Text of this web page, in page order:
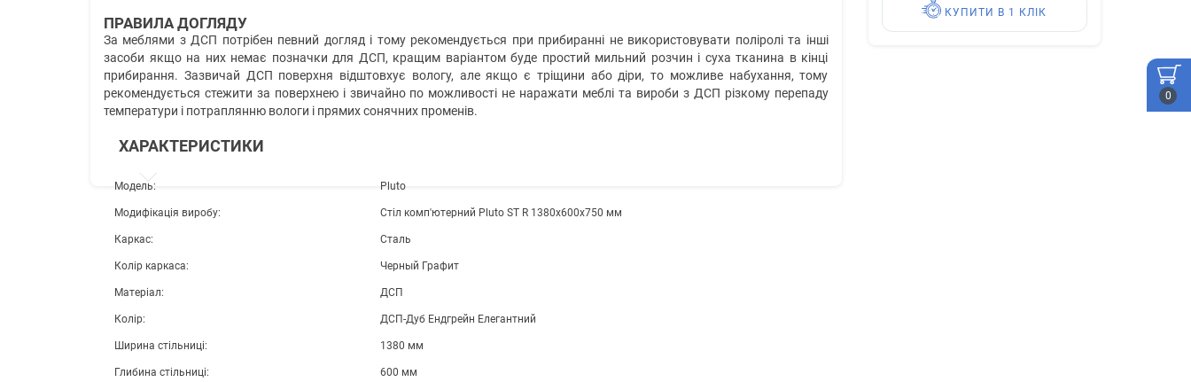
0
ПРАВИЛА ДОГЛЯДУ
За меблями з ДСП потрібен певний догляд і тому рекомендується при прибиранні не використовувати поліролі та інші
засоби якщо на них немає позначки для ДСП, кращим варіантом буде простий мильний розчин і суха тканина в кінці
прибирання. Зазвичай ДСП поверхня відштовхує вологу, але якщо є тріщини або діри, то можливе набухання, тому
рекомендується стежити за поверхнею і звичайно по можливості не наражати меблі та вироби з ДСП різкому перепаду
температури і потраплянню вологи і прямих сонячних променів.
ХАРАКТЕРИСТИКИ
Модель: Pluto
Модифікація виробу: Стіл комп'ютерний Pluto ST R 1380х600х750 мм
Каркас: Сталь
Колір каркаса: Черный Графит
Матеріал: ДСП
Колір: ДСП-Дуб Ендгрейн Елегантний
Ширина стільниці: 1380 мм
Глибина стільниці: 600 мм
КУПИТИ В 1 КЛІК